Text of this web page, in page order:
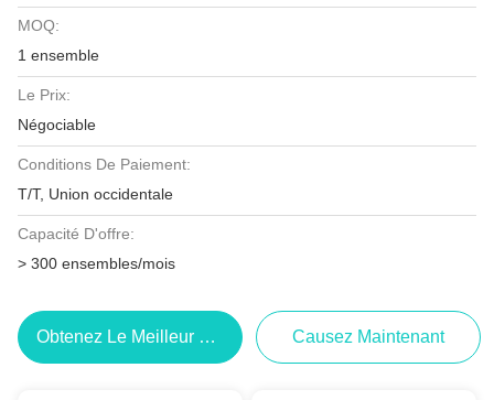
MOQ:
1 ensemble
Le Prix:
Négociable
Conditions De Paiement:
T/T, Union occidentale
Capacité D'offre:
> 300 ensembles/mois
Obtenez Le Meilleur Prix Causez Maintenant